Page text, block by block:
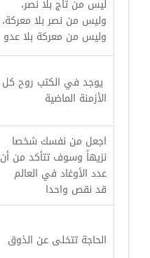
ليس من تاج بلا نصر،
وليس من نصر بلا معركة،
وليس من معركة بلا عدو
يوجد في الكتب روح كل
الأزمنة الماضية
اجعل من نفسك شخصا
نزيهاً وسوف تتأكد من أن
عدد الأوغاد في العالم
قد نقص واحدا
الحاجة تتخلى عن الذوق